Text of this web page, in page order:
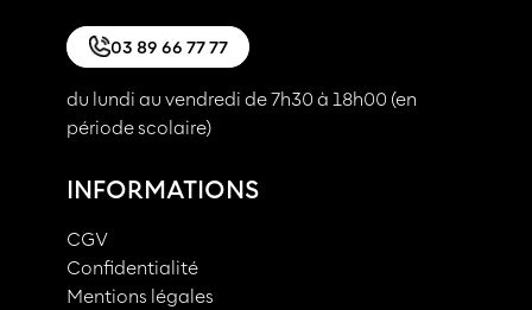
03 89 66 77 77
du lundi au vendredi de 7h30 à 18h00 (en
période scolaire)
INFORMATIONS
CGV
Confidentialité
Mentions légales